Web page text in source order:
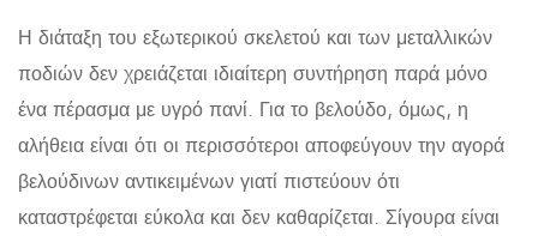
Η διάταξη του εξωτερικού σκελετού και των μεταλλικών
ποδιών δεν χρειάζεται ιδιαίτερη συντήρηση παρά μόνο
ένα πέρασμα με υγρό πανί. Για το βελούδο, όμως, η
αλήθεια είναι ότι οι περισσότεροι αποφεύγουν την αγορά
βελούδινων αντικειμένων γιατί πιστεύουν ότι
καταστρέφεται εύκολα και δεν καθαρίζεται. Σίγουρα είναι